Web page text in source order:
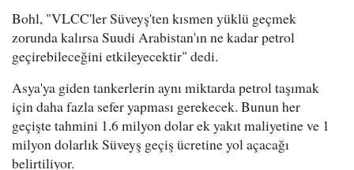
Bohl, "VLCC'ler Süveyş'ten kısmen yüklü geçmek
zorunda kalırsa Suudi Arabistan'ın ne kadar petrol
geçirebileceğini etkileyecektir" dedi.
Asya'ya giden tankerlerin aynı miktarda petrol taşımak
için daha fazla sefer yapması gerekecek. Bunun her
geçişte tahmini 1.6 milyon dolar ek yakıt maliyetine ve 1
milyon dolarlık Süveyş geçiş ücretine yol açacağı
belirtiliyor.